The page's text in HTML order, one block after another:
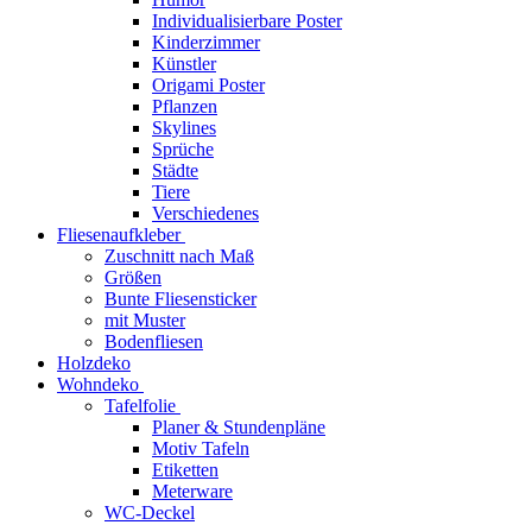
Individualisierbare Poster
Kinderzimmer
Künstler
Origami Poster
Pflanzen
Skylines
Sprüche
Städte
Tiere
Verschiedenes
Fliesenaufkleber
Zuschnitt nach Maß
Größen
Bunte Fliesensticker
mit Muster
Bodenfliesen
Holzdeko
Wohndeko
Tafelfolie
Planer & Stundenpläne
Motiv Tafeln
Etiketten
Meterware
WC-Deckel